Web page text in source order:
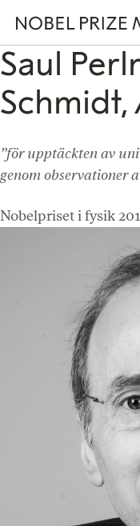
Skip
to
header
Skip
to
main
content
Skip
to
footer
Sök
efter:
Saul
Schmidt,
”för upptäckten av
genom observationer
Nobelpriset i fysik